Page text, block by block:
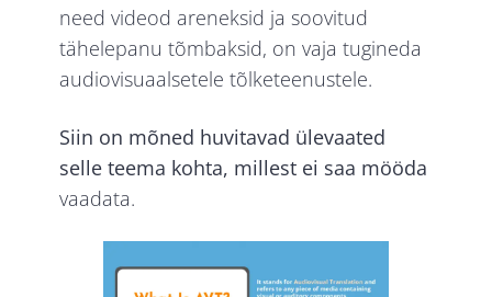
need videod areneksid ja soovitud
tähelepanu tõmbaksid, on vaja tugineda
audiovisuaalsetele tõlketeenustele.
Siin on mõned huvitavad ülevaated
selle teema kohta, millest ei saa mööda
vaadata.